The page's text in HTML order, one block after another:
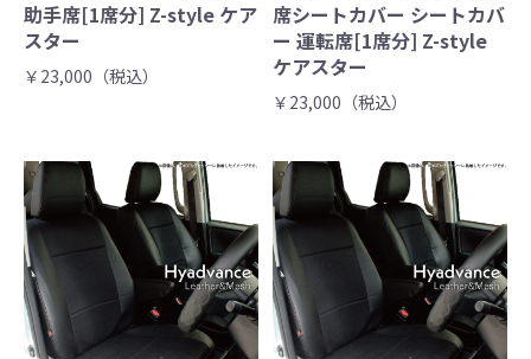
助手席[1席分] Z-style ケア
スター
￥23,000（税込）
席シートカバー シートカバ
ー 運転席[1席分] Z-style
ケアスター
￥23,000（税込）